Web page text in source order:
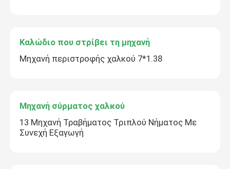
Καλώδιο που στρίβει τη μηχανή
Μηχανή περιστροφής χαλκού 7*1.38
Μηχανή σύρματος χαλκού
13 Μηχανή Τραβήματος Τριπλού Νήματος Με
Συνεχή Εξαγωγή